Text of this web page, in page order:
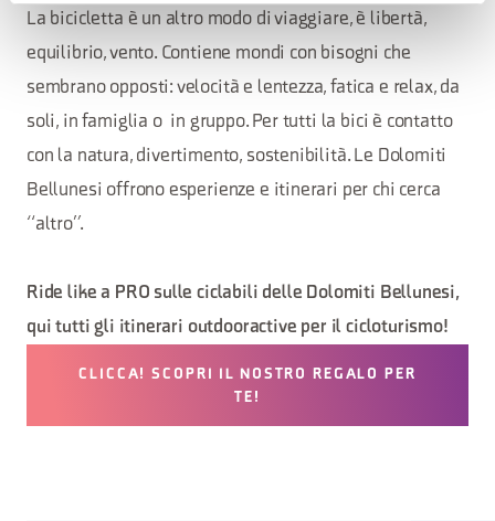
La bicicletta è un altro modo di viaggiare, è libertà,
equilibrio, vento. Contiene mondi con bisogni che
sembrano opposti: velocità e lentezza, fatica e relax, da
soli, in famiglia o in gruppo. Per tutti la bici è contatto
con la natura, divertimento, sostenibilità. Le Dolomiti
Bellunesi offrono esperienze e itinerari per chi cerca
“altro”.
Ride like a PRO sulle ciclabili delle Dolomiti Bellunesi,
qui tutti gli itinerari outdooractive per il cicloturismo!
CLICCA! SCOPRI IL NOSTRO REGALO PER
TE!